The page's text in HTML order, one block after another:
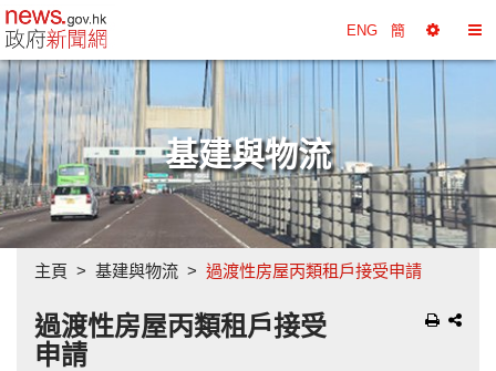
政府新聞網主頁 ENG 簡
擇
工
具
換
基建與物流
主頁 基建與物流 過渡性房屋丙類租戶接受申請
過渡性房屋丙類租戶接受
申請